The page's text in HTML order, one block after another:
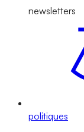
newsletters
politiques